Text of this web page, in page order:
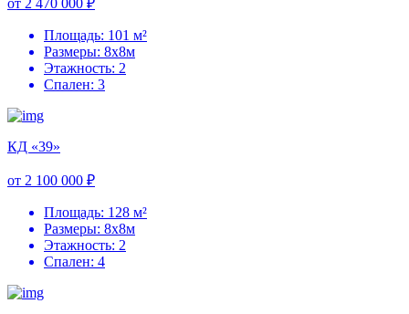
Площадь: 101 м²
Размеры: 8х8м
Этажность: 2
Спален: 3
КД «39»
от 2 100 000 ₽
Площадь: 128 м²
Размеры: 8х8м
Этажность: 2
Спален: 4